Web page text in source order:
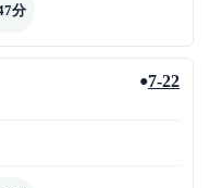
分
●7-22